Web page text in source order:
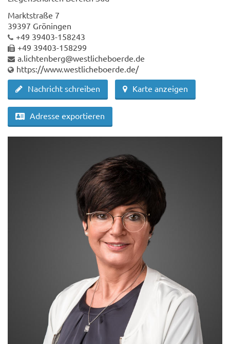
Marktstraße 7
39397 Gröningen
+49 39403-158243
+49 39403-158299
a.lichtenberg@westlicheboerde.de
https://www.westlicheboerde.de/
Nachricht schreiben
Karte anzeigen
Adresse exportieren